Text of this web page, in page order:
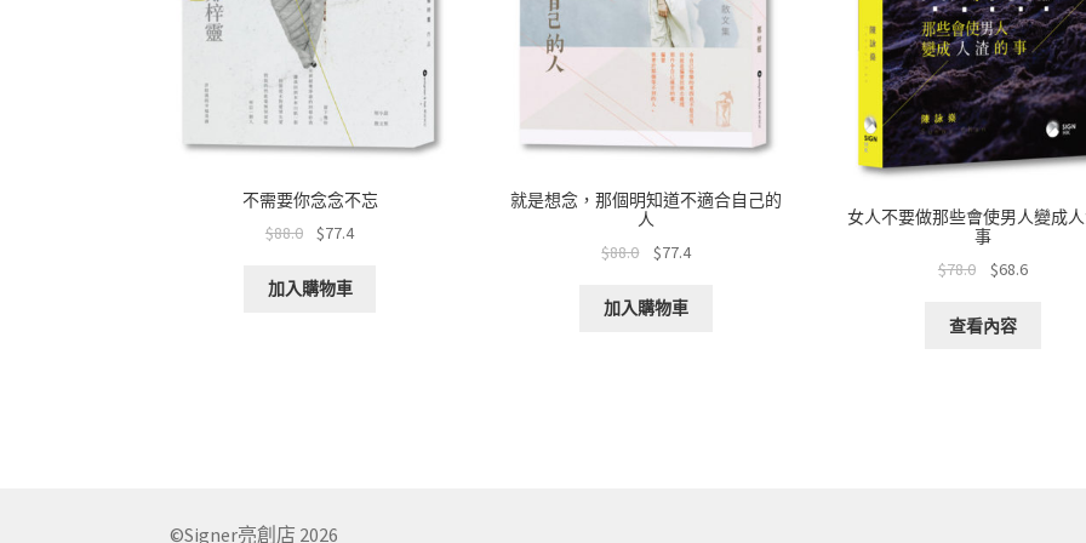
不需要你念念不忘
$88.0 $77.4
加入購物車
就是想念，那個明知道不適合自己的
人
$88.0 $77.4
加入購物車
女人不要做那些會使男人變成
事
$78.0 $68.6
查看內容
©Signer亮創店 2026